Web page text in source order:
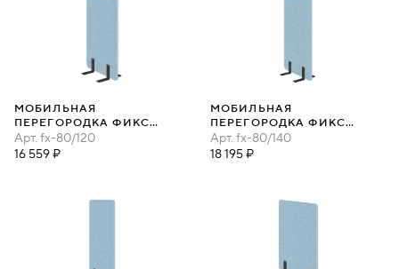
МОБИЛЬНАЯ
ПЕРЕГОРОДКА ФИКС
80Х120
Арт. fx-80/120
16 559 ₽
МОБИЛЬНАЯ
ПЕРЕГОРОДКА ФИКС
80Х140
Арт. fx-80/140
18 195 ₽